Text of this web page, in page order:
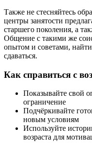
Также не стесняйтесь
центры занятости
старшего поколения, а
Общение с такими же
опытом и советами,
сдаваться.
Как справиться с
Показывайте свой
ограничение
Подчёркивайте
новым условиям
Используйте
возраста для